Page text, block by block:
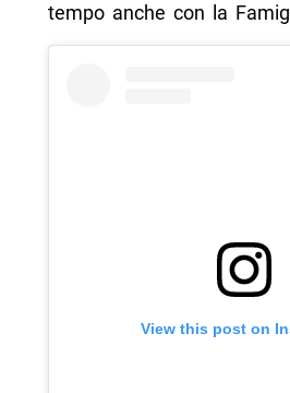
tempo anche con la
View this post on